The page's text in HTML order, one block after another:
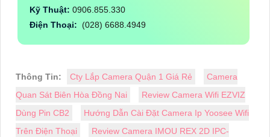
Kỹ Thuật: 0906.855.330
Điện Thoại: (028) 6688.4949
Thông Tin: Cty Lắp Camera Quận 1 Giá Rẻ
Camera
Quan Sát Biên Hòa Đồng Nai
Review Camera Wifi EZVIZ
Dùng Pin CB2
Hướng Dẫn Cài Đặt Camera Ip Yoosee Wifi
Trên Điện Thoại
Review Camera IMOU REX 2D IPC-